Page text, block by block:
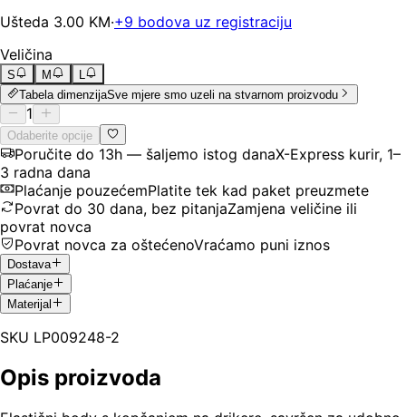
Ušteda 3.00 KM·+9 bodova uz registraciju
Veličina
S M
L
Tabela dimenzijaSve mjere smo uzeli na stvarnom proizvodu
1
Odaberite opcije
Poručite do 13h — šaljemo istog danaX-Express kurir, 1–
3 radna dana
Plaćanje pouzećemPlatite tek kad paket preuzmete
Povrat do 30 dana, bez pitanjaZamjena veličine ili
povrat novca
Povrat novca za oštećenoVraćamo puni iznos
Dostava
Plaćanje
Materijal
SKU LP009248-2
Opis proizvoda